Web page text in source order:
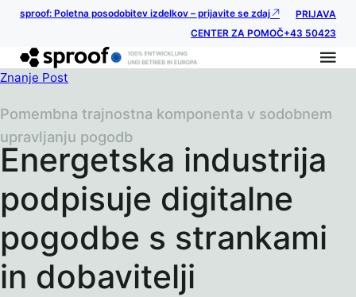
sproof: Poletna posodobitev izdelkov – prijavite se zdaj
PRIJAVA
CENTER ZA POMOČ+43 50423
Znanje Post
Energetska industrija
podpisuje digitalne
pogodbe s strankami
in dobavitelji
Pomembna trajnostna komponenta v sodobnem
upravljanju pogodb